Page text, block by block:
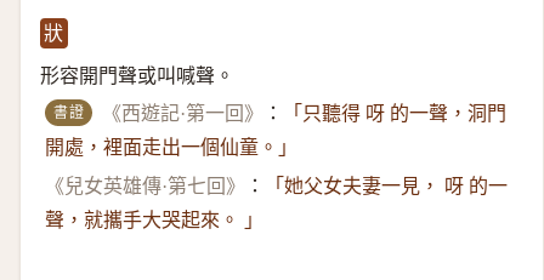
狀
形容開門聲或叫喊聲。
書證 《西遊記·第一回》 ：
「只聽得 呀 的一聲，洞門
開處，裡面走出一個仙童。」
《兒女英雄傳·第七回》
：
「她父女夫妻一見， 呀 的一
聲，就攜手大哭起來。 」